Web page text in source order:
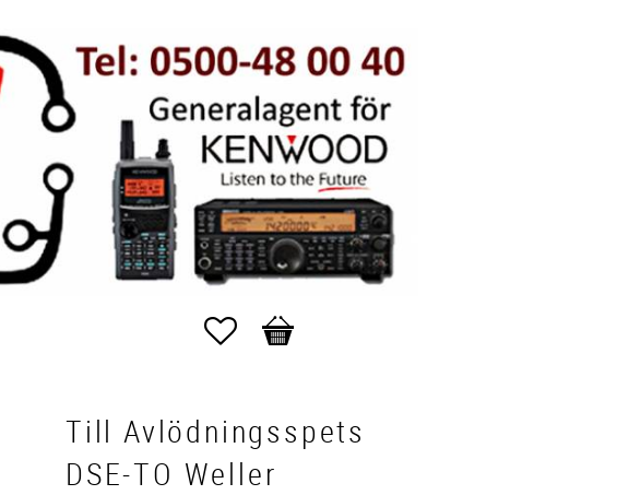
Favoriter
Kundvagn
Till Avlödningsspets
DSE-TO Weller